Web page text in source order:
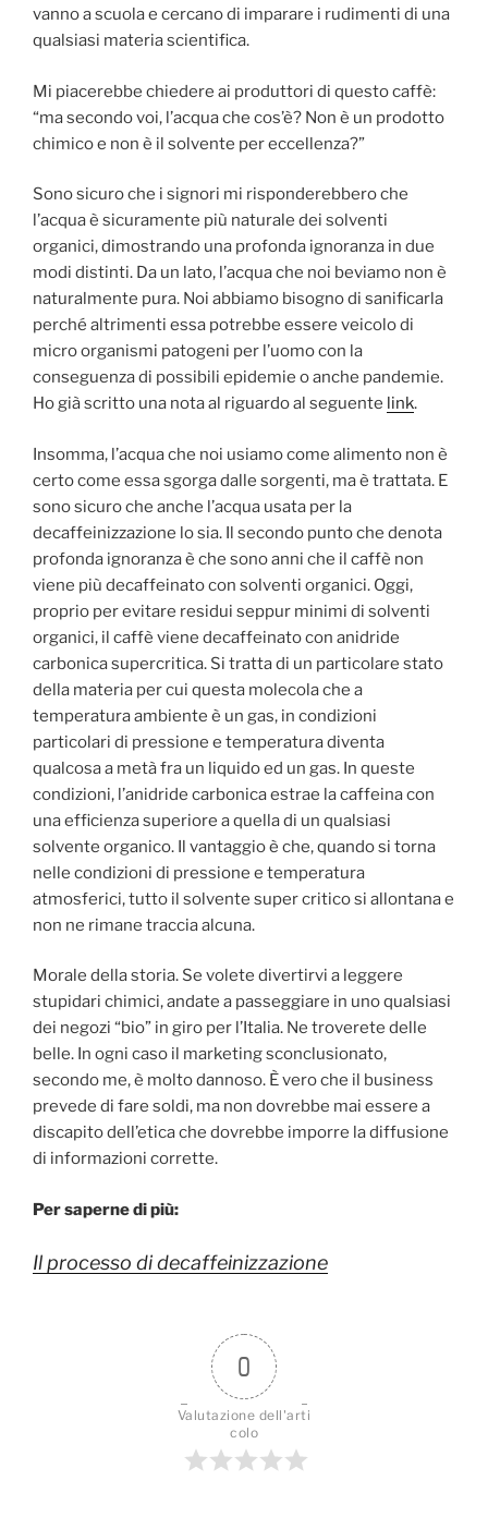
vanno a scuola e cercano di imparare i rudimenti di una
qualsiasi materia scientifica.
Mi piacerebbe chiedere ai produttori di questo caffè:
“ma secondo voi, l’acqua che cos’è? Non è un prodotto
chimico e non è il solvente per eccellenza?”
Sono sicuro che i signori mi risponderebbero che
l’acqua è sicuramente più naturale dei solventi
organici, dimostrando una profonda ignoranza in due
modi distinti. Da un lato, l’acqua che noi beviamo non è
naturalmente pura. Noi abbiamo bisogno di sanificarla
perché altrimenti essa potrebbe essere veicolo di
micro organismi patogeni per l’uomo con la
conseguenza di possibili epidemie o anche pandemie.
Ho già scritto una nota al riguardo al seguente link.
Insomma, l’acqua che noi usiamo come alimento non è
certo come essa sgorga dalle sorgenti, ma è trattata. E
sono sicuro che anche l’acqua usata per la
decaffeinizzazione lo sia. Il secondo punto che denota
profonda ignoranza è che sono anni che il caffè non
viene più decaffeinato con solventi organici. Oggi,
proprio per evitare residui seppur minimi di solventi
organici, il caffè viene decaffeinato con anidride
carbonica supercritica. Si tratta di un particolare stato
della materia per cui questa molecola che a
temperatura ambiente è un gas, in condizioni
particolari di pressione e temperatura diventa
qualcosa a metà fra un liquido ed un gas. In queste
condizioni, l’anidride carbonica estrae la caffeina con
una efficienza superiore a quella di un qualsiasi
solvente organico. Il vantaggio è che, quando si torna
nelle condizioni di pressione e temperatura
atmosferici, tutto il solvente super critico si allontana e
non ne rimane traccia alcuna.
Morale della storia. Se volete divertirvi a leggere
stupidari chimici, andate a passeggiare in uno qualsiasi
dei negozi “bio” in giro per l’Italia. Ne troverete delle
belle. In ogni caso il marketing sconclusionato,
secondo me, è molto dannoso. È vero che il business
prevede di fare soldi, ma non dovrebbe mai essere a
discapito dell’etica che dovrebbe imporre la diffusione
di informazioni corrette.
Per saperne di più:
Il processo di decaffeinizzazione
0
Valutazione dell'arti
colo